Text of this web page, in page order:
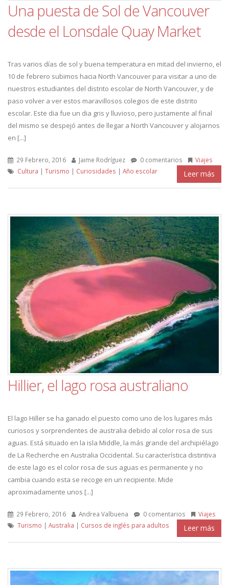
Una puesta de Sol de Vancouver
desde el Lonsdale Quay Market
Tras varios días de sol y buena temperatura en mitad del invierno, el
10 de febrero subimos hacia North Vancouver para visitar a uno de
nuestros estudiantes del distrito escolar de North Vancouver, y de
paso volver a ver estos maravillosos colegios de este distrito
escolar. Este dia fue un dia gris y lluvioso, pero justamente al final
del mismo se despejó antes de llegar a North Vancouver y alojarnos
en [...]
29 Febrero, 2016 Jaime Rodríguez 0 comentarios
Viajes
Cultura | Turismo | Curiosidades | Año escolar Leer más
Hillier, el lago rosa australiano
El lago Hiller se ha ganado el puesto como uno de los lugares más
curiosos y sorprendentes de australia debido al color rosa de sus
aguas. Está situado en la isla Middle, la más grande del archipiélago
de La Recherche en Australia Occidental. Su característica distintiva
de este lago es el color rosa de sus aguas es permanente y no
cambia cuando esta se recoge en un recipiente. Mide
aproximadamente unos [...]
29 Febrero, 2016 Andrea Valbuena 0 comentarios
Viajes
Turismo | Australia | Cursos de inglés para adultos Leer más